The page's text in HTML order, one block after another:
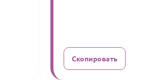
Скопировать